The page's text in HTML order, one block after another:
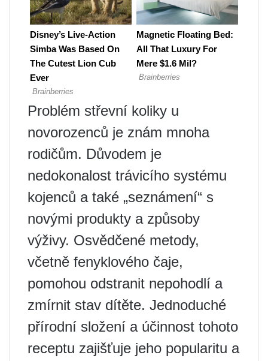
Problém střevní koliky u
novorozenců je znám mnoha
rodičům. Důvodem je
nedokonalost trávicího systému
kojenců a také „seznámení“ s
novými produkty a způsoby
výživy. Osvědčené metody,
včetně fenyklového čaje,
pomohou odstranit nepohodlí a
zmírnit stav dítěte. Jednoduché
přírodní složení a účinnost tohoto
receptu zajišťuje jeho popularitu a